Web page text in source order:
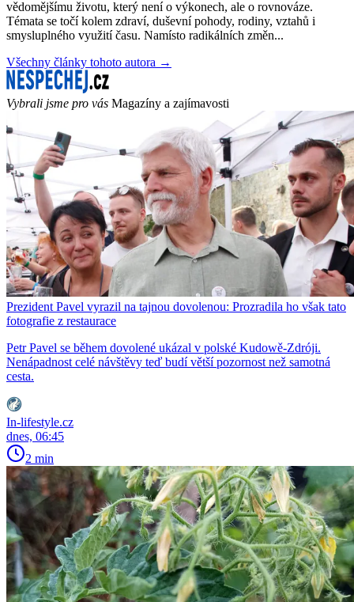
vědomějšímu životu, který není o výkonech, ale o rovnováze.
Témata se točí kolem zdraví, duševní pohody, rodiny, vztahů i
smysluplného využití času. Namísto radikálních změn...
Všechny články tohoto autora →
Vybrali jsme pro vás Magazíny a zajímavosti
Prezident Pavel vyrazil na tajnou dovolenou: Prozradila ho však tato
fotografie z restaurace
Petr Pavel se během dovolené ukázal v polské Kudowě-Zdróji.
Nenápadnost celé návštěvy teď budí větší pozornost než samotná
cesta.
In-lifestyle.cz
dnes, 06:45
2 min